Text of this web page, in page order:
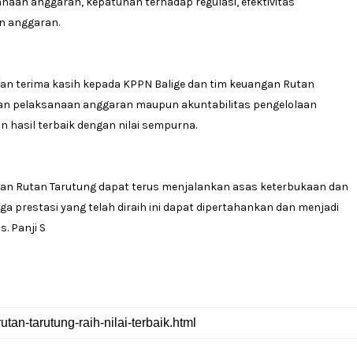
anggaran.
terima kasih kepada KPPN Balige dan tim keuangan Rutan
pelaksanaan anggaran maupun akuntabilitas pengelolaan
hasil terbaik dengan nilai sempurna.
Rutan Tarutung dapat terus menjalankan asas keterbukaan dan
prestasi yang telah diraih ini dapat dipertahankan dan menjadi
Panji S